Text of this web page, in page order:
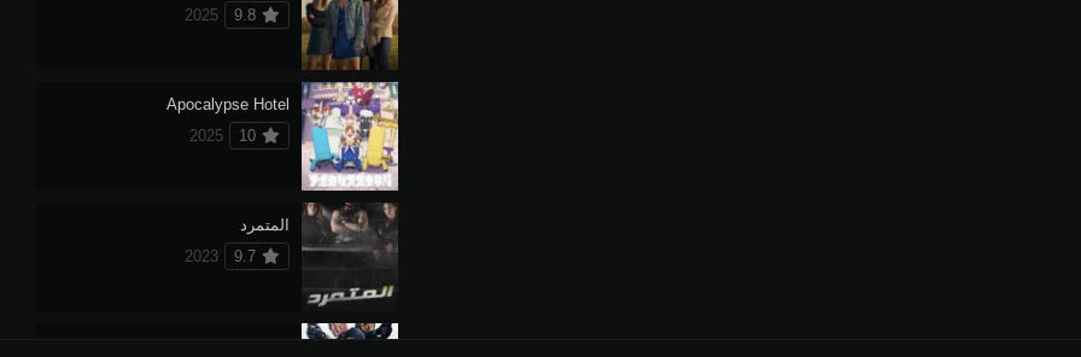
9.8
2025
Apocalypse Hotel
10
2025
المتمرد
9.7
2023